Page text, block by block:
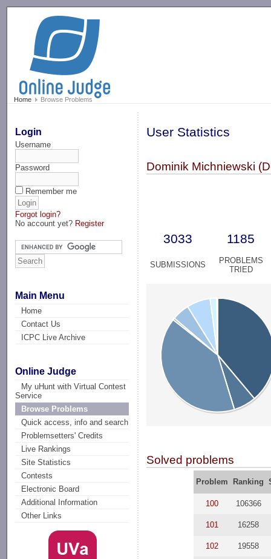
Home Browse Problems
Login
Username
Password
Remember me
Forgot login?
No account yet? Register
Main Menu
Home
Contact Us
ICPC Live Archive
Online Judge
My uHunt with Virtual Contest
Service
Browse Problems
Quick access, info and search
Problemsetters' Credits
Live Rankings
Site Statistics
Contests
Electronic Board
Additional Information
Other Links
User Statistics
Dominik Michniewski
3033 1185
SUBMISSIONS
PROBLEMS
TRIED
Solved problems
Problem Ranking
100 106366
101 16258
102 19558